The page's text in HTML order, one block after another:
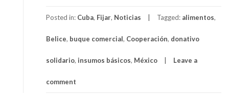
Posted in: Cuba, Fijar, Noticias Tagged: alimentos,
Belice, buque comercial, Cooperación, donativo
solidario, insumos básicos, México Leave a
comment